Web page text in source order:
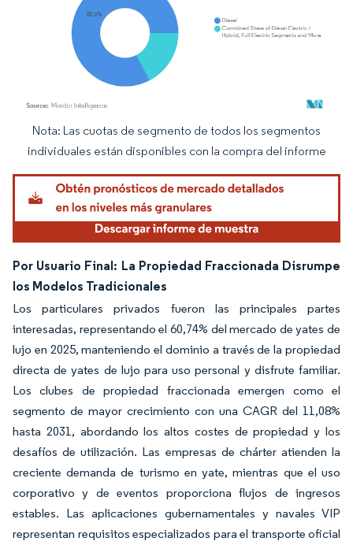
Imagen © Mordor Intelligence. El uso requiere atribución según CC BY 4.0.
Nota: Las cuotas de segmento de todos los segmentos
individuales están disponibles con la compra del informe
Por Usuario Final: La Propiedad Fraccionada Disrumpe
los Modelos Tradicionales
Los particulares privados fueron las principales partes
interesadas, representando el 60,74% del mercado de yates de
lujo en 2025, manteniendo el dominio a través de la propiedad
directa de yates de lujo para uso personal y disfrute familiar.
Los clubes de propiedad fraccionada emergen como el
segmento de mayor crecimiento con una CAGR del 11,08%
hasta 2031, abordando los altos costes de propiedad y los
desafíos de utilización. Las empresas de chárter atienden la
creciente demanda de turismo en yate, mientras que el uso
corporativo y de eventos proporciona flujos de ingresos
estables. Las aplicaciones gubernamentales y navales VIP
representan requisitos especializados para el transporte oficial